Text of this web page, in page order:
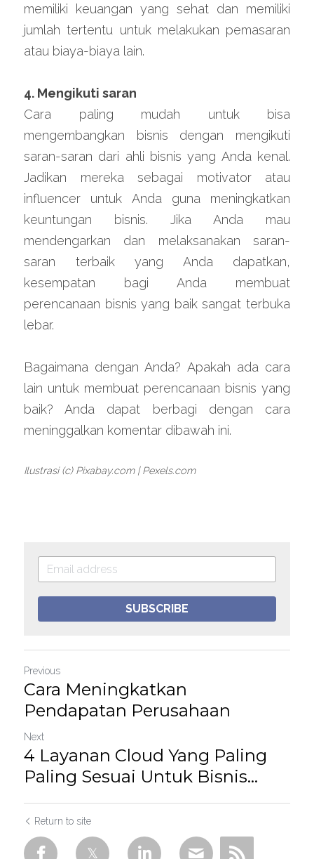
memiliki keuangan yang sehat dan memiliki
jumlah tertentu untuk melakukan pemasaran
atau biaya-biaya lain.
4. Mengikuti saran
Cara paling mudah untuk bisa
mengembangkan bisnis dengan mengikuti
saran-saran dari ahli bisnis yang Anda kenal.
Jadikan mereka sebagai motivator atau
influencer untuk Anda guna meningkatkan
keuntungan bisnis. Jika Anda mau
mendengarkan dan melaksanakan saran-
saran terbaik yang Anda dapatkan,
kesempatan bagi Anda membuat
perencanaan bisnis yang baik sangat terbuka
lebar.
Bagaimana dengan Anda? Apakah ada cara
lain untuk membuat perencanaan bisnis yang
baik? Anda dapat berbagi dengan cara
meninggalkan komentar dibawah ini.
Ilustrasi (c) Pixabay.com | Pexels.com
SUBSCRIBE
Previous
Cara Meningkatkan
Pendapatan Perusahaan
Next
4 Layanan Cloud Yang Paling
Paling Sesuai Untuk Bisnis...
Return to site